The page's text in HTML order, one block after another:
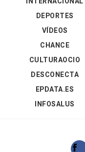
DEPORTES
VÍDEOS
CHANCE
CULTURAOCIO
DESCONECTA
EPDATA.ES
INFOSALUS